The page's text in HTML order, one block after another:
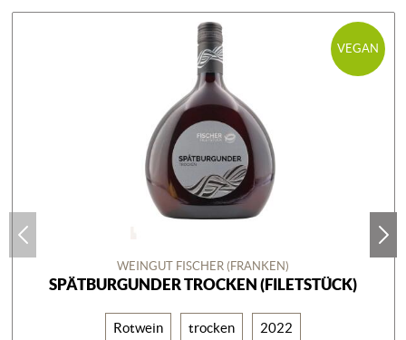
VEGAN
WEINGUT FISCHER (FRANKEN)
SPÄTBURGUNDER TROCKEN (FILETSTÜCK)
Rotwein trocken 2022